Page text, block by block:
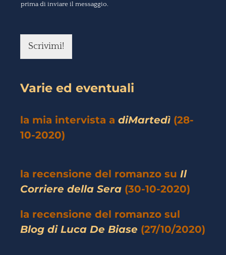
prima di inviare il messaggio.
Scrivimi!
Varie ed eventuali
la mia intervista a diMartedì (28-
10-2020)
la recensione del romanzo su Il
Corriere della Sera (30-10-2020)
la recensione del romanzo sul
Blog di Luca De Biase (27/10/2020)